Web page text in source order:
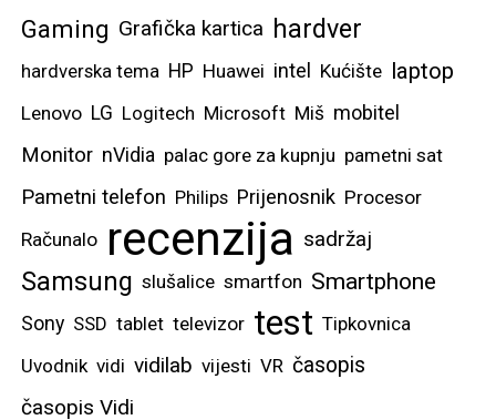
Gaming Grafička kartica hardver
hardverska tema HP Huawei intel Kućište laptop
Lenovo LG Logitech Microsoft Miš mobitel
Monitor nVidia palac gore za kupnju pametni sat
Pametni telefon Philips Prijenosnik Procesor
Računalo recenzija sadržaj
Samsung slušalice smartfon Smartphone
Sony SSD tablet televizor test Tipkovnica
Uvodnik vidi vidilab vijesti VR časopis
časopis Vidi